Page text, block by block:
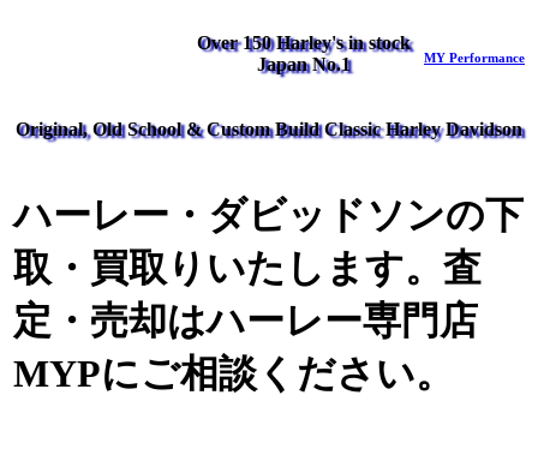
Over 150 Harley's in stock
Japan No.1
MY Performance
Original, Old School & Custom Build Classic Harley Davidson
ハーレー・ダビッドソンの下
取・買取りいたします。査
定・売却はハーレー専門店
MYPにご相談ください。